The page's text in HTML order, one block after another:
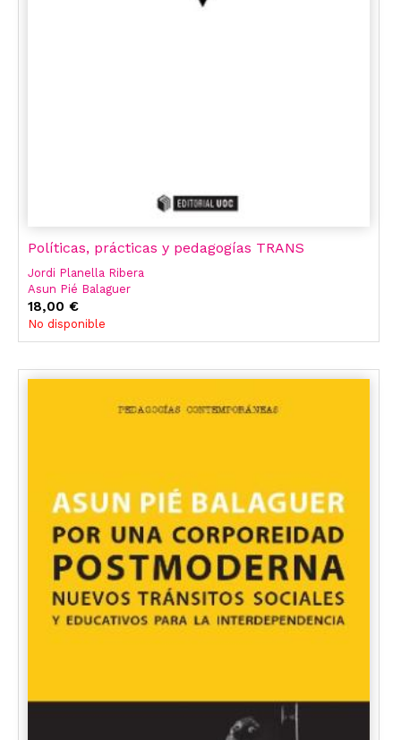
Políticas, prácticas y pedagogías TRANS
Jordi Planella Ribera
Asun Pié Balaguer
18,00 €
No disponible